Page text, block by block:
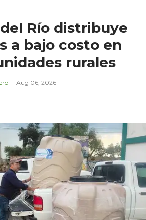
Río distribuye
a bajo costo en
rurales
Aug 06, 2026